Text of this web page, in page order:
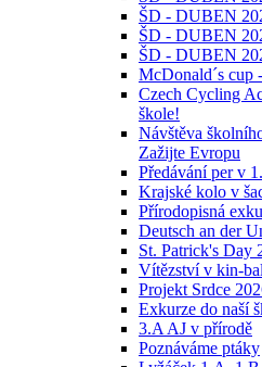
ŠD - DUBEN
ŠD - DUBEN
ŠD - DUBEN
McDonald´s cup
Czech Cycling
škole!
Návštěva
Zažijte Evropu
Předávání per v
Krajské kolo v
Přírodopisná
Deutsch an der
St. Patrick's Day
Vítězství v kin-
Projekt Srdce
Exkurze do naší
3.A AJ v přírodě
Poznáváme ptáky